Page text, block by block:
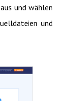
aus und wählen
und